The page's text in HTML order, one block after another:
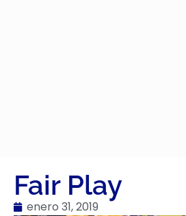
Fair Play
enero 31, 2019